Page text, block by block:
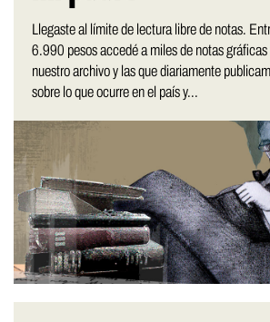
Llegaste al límite de lectura libre de notas.
6.990 pesos accedé a miles de notas gráficas
nuestro archivo y las que diariamente
sobre lo que ocurre en el país y...